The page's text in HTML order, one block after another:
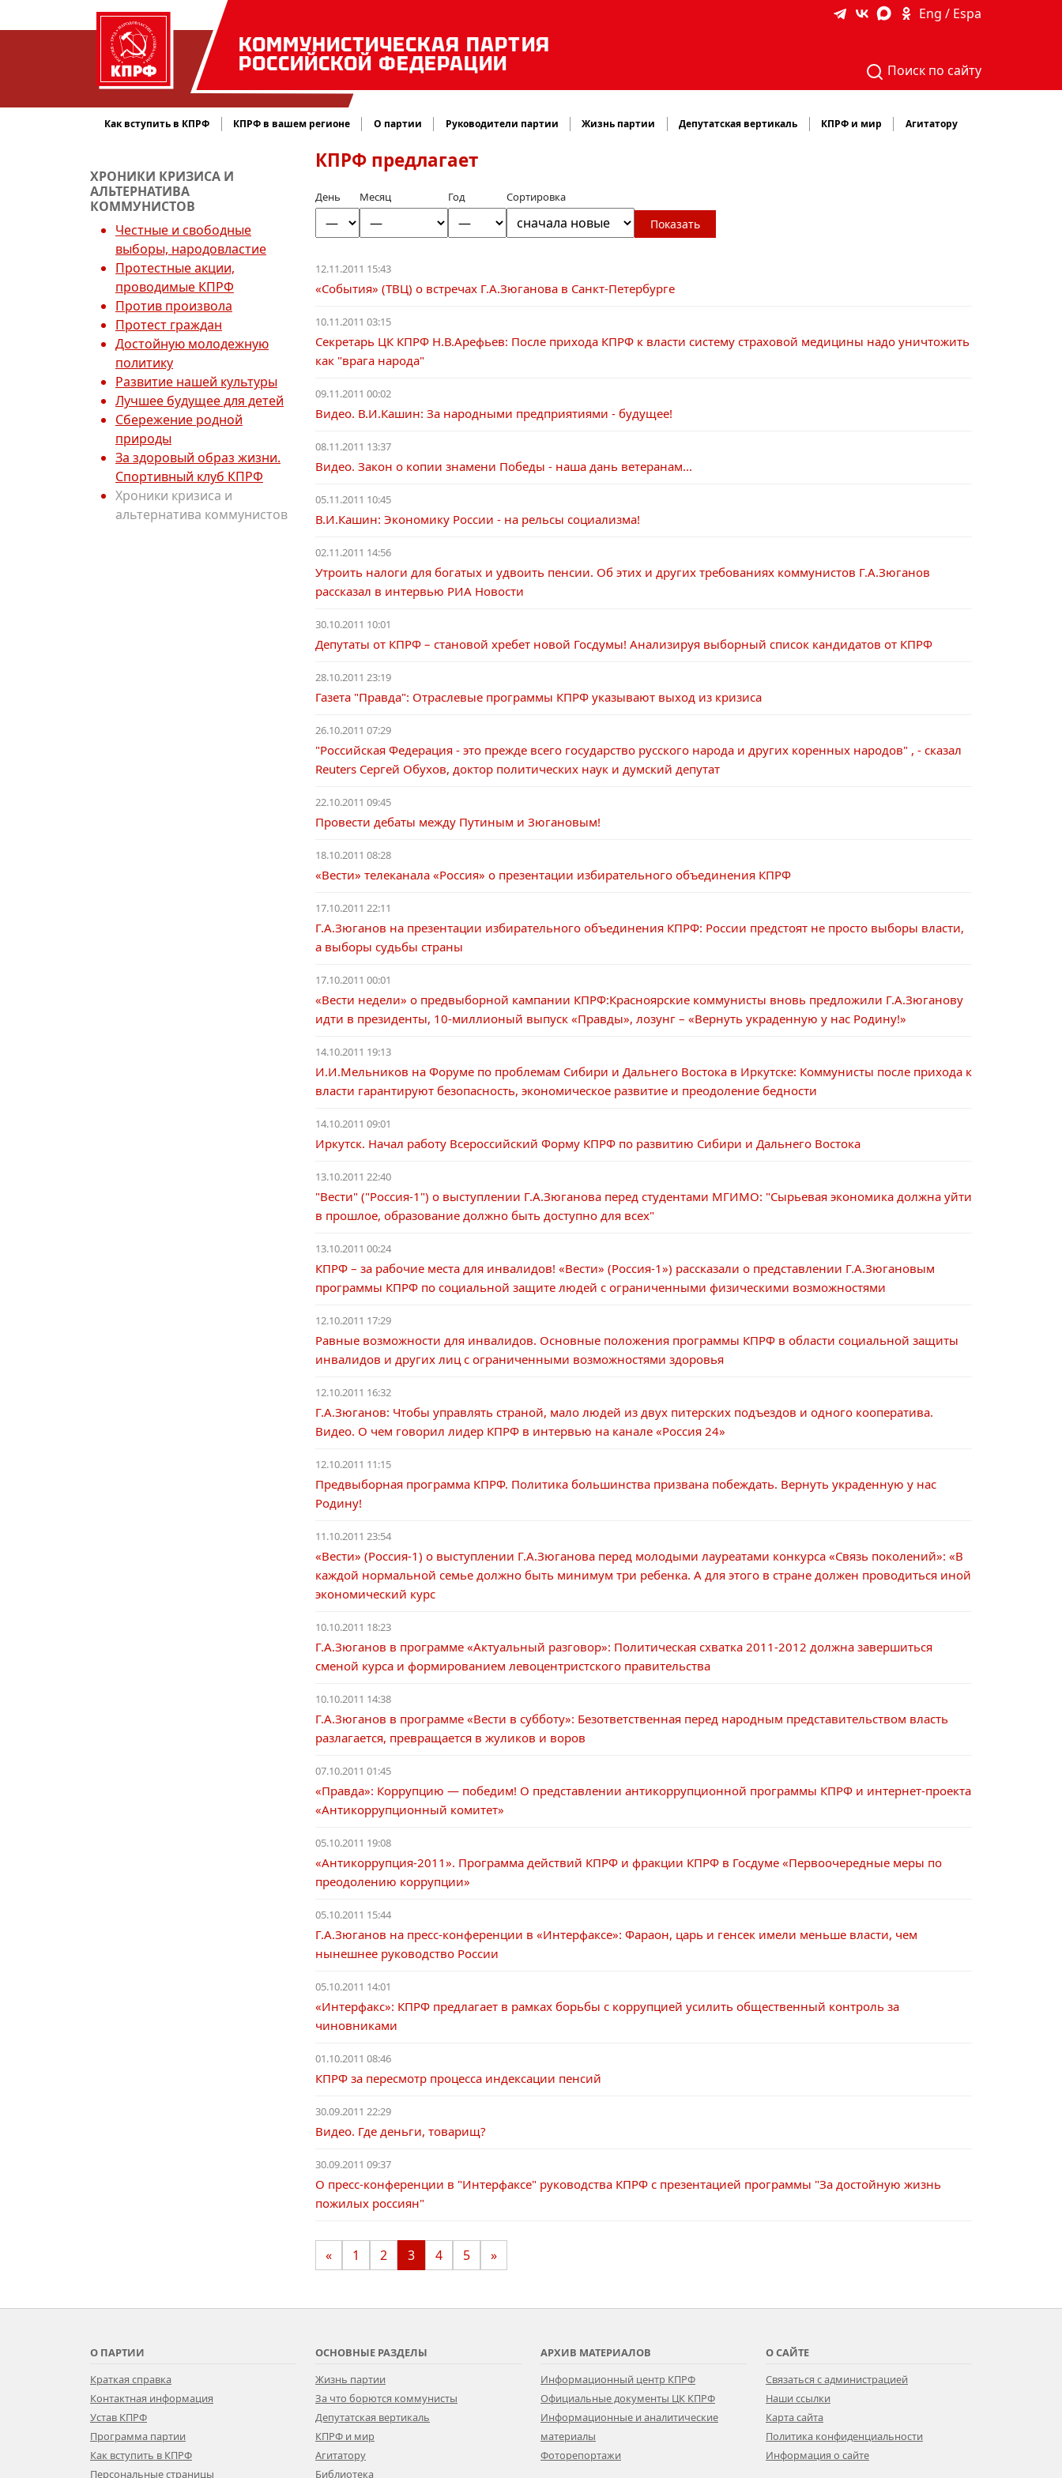
КОММУНИСТИЧЕСКАЯ ПАРТИЯ
РОССИЙСКОЙ ФЕДЕРАЦИИ
Eng / Espa
Поиск по сайту
Как вступить в КПРФ КПРФ в вашем регионе О партии Руководители партии Жизнь партии Депутатская вертикаль КПРФ и мир Агитатору
ХРОНИКИ КРИЗИСА И
АЛЬТЕРНАТИВА
КОММУНИСТОВ
Честные и свободные
выборы, народовластие
Протестные акции,
проводимые КПРФ
Против произвола
Протест граждан
Достойную молодежную
политику
Развитие нашей культуры
Лучшее будущее для детей
Сбережение родной
природы
За здоровый образ жизни.
Спортивный клуб КПРФ
Хроники кризиса и
альтернатива коммунистов
КПРФ предлагает
День Месяц Год Сортировка
Показать
12.11.2011 15:43
«События» (ТВЦ) о встречах Г.А.Зюганова в Санкт-Петербурге
10.11.2011 03:15
Секретарь ЦК КПРФ Н.В.Арефьев: После прихода КПРФ к власти систему страховой медицины надо уничтожить
как "врага народа"
09.11.2011 00:02
Видео. В.И.Кашин: За народными предприятиями - будущее!
08.11.2011 13:37
Видео. Закон о копии знамени Победы - наша дань ветеранам...
05.11.2011 10:45
В.И.Кашин: Экономику России - на рельсы социализма!
02.11.2011 14:56
Утроить налоги для богатых и удвоить пенсии. Об этих и других требованиях коммунистов Г.А.Зюганов
рассказал в интервью РИА Новости
30.10.2011 10:01
Депутаты от КПРФ – становой хребет новой Госдумы! Анализируя выборный список кандидатов от КПРФ
28.10.2011 23:19
Газета "Правда": Отраслевые программы КПРФ указывают выход из кризиса
26.10.2011 07:29
"Российская Федерация - это прежде всего государство русского народа и других коренных народов" , - сказал
Reuters Сергей Обухов, доктор политических наук и думский депутат
22.10.2011 09:45
Провести дебаты между Путиным и Зюгановым!
18.10.2011 08:28
«Вести» телеканала «Россия» о презентации избирательного объединения КПРФ
17.10.2011 22:11
Г.А.Зюганов на презентации избирательного объединения КПРФ: России предстоят не просто выборы власти,
а выборы судьбы страны
17.10.2011 00:01
«Вести недели» о предвыборной кампании КПРФ:Красноярские коммунисты вновь предложили Г.А.Зюганову
идти в президенты, 10-миллионый выпуск «Правды», лозунг – «Вернуть украденную у нас Родину!»
14.10.2011 19:13
И.И.Мельников на Форуме по проблемам Сибири и Дальнего Востока в Иркутске: Коммунисты после прихода к
власти гарантируют безопасность, экономическое развитие и преодоление бедности
14.10.2011 09:01
Иркутск. Начал работу Всероссийский Форму КПРФ по развитию Сибири и Дальнего Востока
13.10.2011 22:40
"Вести" ("Россия-1") о выступлении Г.А.Зюганова перед студентами МГИМО: "Сырьевая экономика должна уйти
в прошлое, образование должно быть доступно для всех"
13.10.2011 00:24
КПРФ – за рабочие места для инвалидов! «Вести» (Россия-1») рассказали о представлении Г.А.Зюгановым
программы КПРФ по социальной защите людей с ограниченными физическими возможностями
12.10.2011 17:29
Равные возможности для инвалидов. Основные положения программы КПРФ в области социальной защиты
инвалидов и других лиц с ограниченными возможностями здоровья
12.10.2011 16:32
Г.А.Зюганов: Чтобы управлять страной, мало людей из двух питерских подъездов и одного кооператива.
Видео. О чем говорил лидер КПРФ в интервью на канале «Россия 24»
12.10.2011 11:15
Предвыборная программа КПРФ. Политика большинства призвана побеждать. Вернуть украденную у нас
Родину!
11.10.2011 23:54
«Вести» (Россия-1) о выступлении Г.А.Зюганова перед молодыми лауреатами конкурса «Связь поколений»: «В
каждой нормальной семье должно быть минимум три ребенка. А для этого в стране должен проводиться иной
экономический курс
10.10.2011 18:23
Г.А.Зюганов в программе «Актуальный разговор»: Политическая схватка 2011-2012 должна завершиться
сменой курса и формированием левоцентристского правительства
10.10.2011 14:38
Г.А.Зюганов в программе «Вести в субботу»: Безответственная перед народным представительством власть
разлагается, превращается в жуликов и воров
07.10.2011 01:45
«Правда»: Коррупцию — победим! О представлении антикоррупционной программы КПРФ и интернет-проекта
«Антикоррупционный комитет»
05.10.2011 19:08
«Антикоррупция-2011». Программа действий КПРФ и фракции КПРФ в Госдуме «Первоочередные меры по
преодолению коррупции»
05.10.2011 15:44
Г.А.Зюганов на пресс-конференции в «Интерфаксе»: Фараон, царь и генсек имели меньше власти, чем
нынешнее руководство России
05.10.2011 14:01
«Интерфакс»: КПРФ предлагает в рамках борьбы с коррупцией усилить общественный контроль за
чиновниками
01.10.2011 08:46
КПРФ за пересмотр процесса индексации пенсий
30.09.2011 22:29
Видео. Где деньги, товарищ?
30.09.2011 09:37
О пресс-конференции в "Интерфаксе" руководства КПРФ с презентацией программы "За достойную жизнь
пожилых россиян"
« 1 2 3 4 5 »
О ПАРТИИ
Краткая справка
Контактная информация
Устав КПРФ
Программа партии
Как вступить в КПРФ
Персональные страницы
ОСНОВНЫЕ РАЗДЕЛЫ
Жизнь партии
За что борются коммунисты
Депутатская вертикаль
КПРФ и мир
Агитатору
Библиотека
АРХИВ МАТЕРИАЛОВ
Информационный центр КПРФ
Официальные документы ЦК КПРФ
Информационные и аналитические
материалы
Фоторепортажи
О САЙТЕ
Связаться с администрацией
Наши ссылки
Карта сайта
Политика конфиденциальности
Информация о сайте